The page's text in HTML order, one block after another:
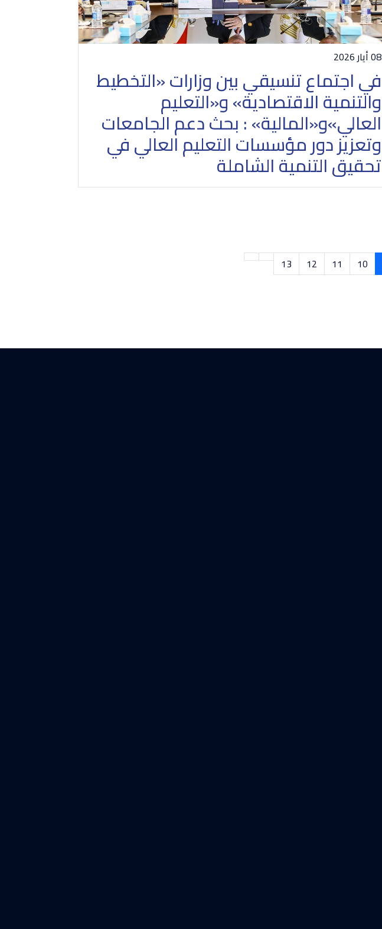
08 أيار 2026
في اجتماع تنسيقي بين وزارات «التخطيط
والتنمية الاقتصادية» و«التعليم
العالي»و«المالية» : بحث دعم الجامعات
وتعزيز دور مؤسسات التعليم العالي في
تحقيق التنمية الشاملة
10
11
12
13